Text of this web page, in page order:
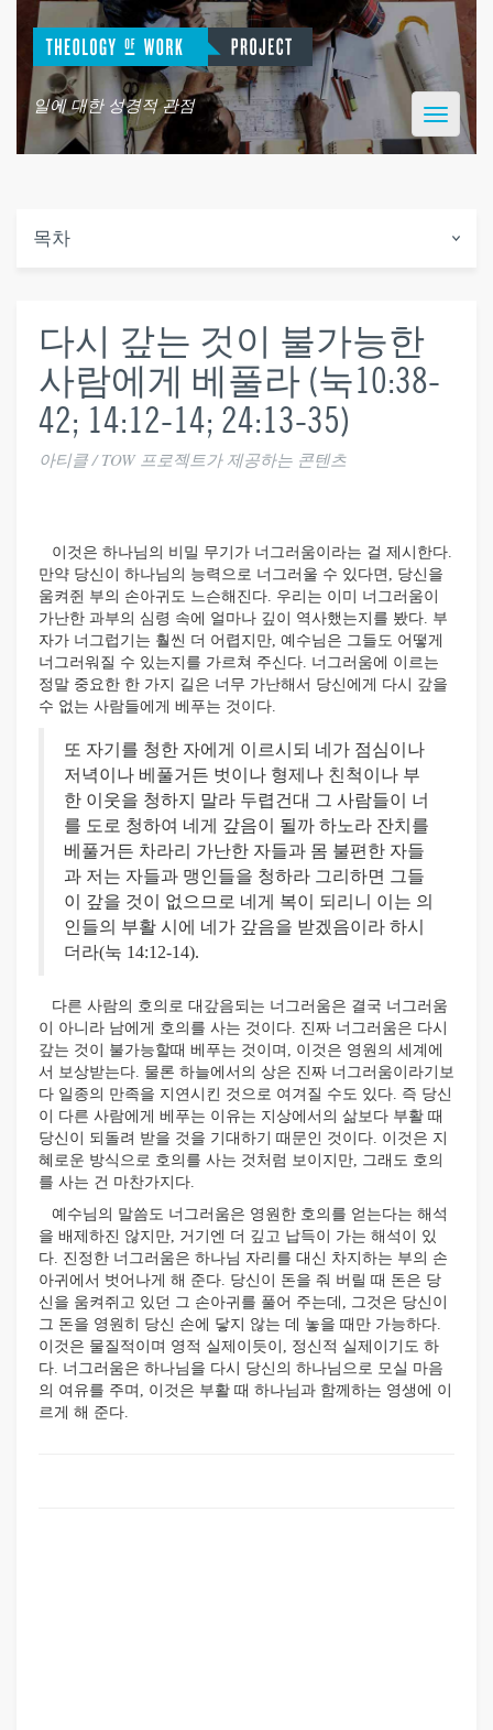
일에 대한 성경적 관점
Toggle
목차
다시 갚는 것이 불가능한
사람에게 베풀라 (눅10:38-
42; 14:12-14; 24:13-35)
아티클 / TOW 프로젝트가 제공하는 콘텐츠
이것은 하나님의 비밀 무기가 너그러움이라는 걸 제시한다.
만약 당신이 하나님의 능력으로 너그러울 수 있다면, 당신을
움켜쥔 부의 손아귀도 느슨해진다. 우리는 이미 너그러움이
가난한 과부의 심령 속에 얼마나 깊이 역사했는지를 봤다. 부
자가 너그럽기는 훨씬 더 어렵지만, 예수님은 그들도 어떻게
너그러워질 수 있는지를 가르쳐 주신다. 너그러움에 이르는
정말 중요한 한 가지 길은 너무 가난해서 당신에게 다시 갚을
수 없는 사람들에게 베푸는 것이다.
또 자기를 청한 자에게 이르시되 네가 점심이나
저녁이나 베풀거든 벗이나 형제나 친척이나 부
한 이웃을 청하지 말라 두렵건대 그 사람들이 너
를 도로 청하여 네게 갚음이 될까 하노라 잔치를
베풀거든 차라리 가난한 자들과 몸 불편한 자들
과 저는 자들과 맹인들을 청하라 그리하면 그들
이 갚을 것이 없으므로 네게 복이 되리니 이는 의
인들의 부활 시에 네가 갚음을 받겠음이라 하시
더라(눅 14:12-14).
다른 사람의 호의로 대갚음되는 너그러움은 결국 너그러움
이 아니라 남에게 호의를 사는 것이다. 진짜 너그러움은 다시
갚는 것이 불가능할때 베푸는 것이며, 이것은 영원의 세계에
서 보상받는다. 물론 하늘에서의 상은 진짜 너그러움이라기보
다 일종의 만족을 지연시킨 것으로 여겨질 수도 있다. 즉 당신
이 다른 사람에게 베푸는 이유는 지상에서의 삶보다 부활 때
당신이 되돌려 받을 것을 기대하기 때문인 것이다. 이것은 지
혜로운 방식으로 호의를 사는 것처럼 보이지만, 그래도 호의
를 사는 건 마찬가지다.
예수님의 말씀도 너그러움은 영원한 호의를 얻는다는 해석
을 배제하진 않지만, 거기엔 더 깊고 납득이 가는 해석이 있
다. 진정한 너그러움은 하나님 자리를 대신 차지하는 부의 손
아귀에서 벗어나게 해 준다. 당신이 돈을 줘 버릴 때 돈은 당
신을 움켜쥐고 있던 그 손아귀를 풀어 주는데, 그것은 당신이
그 돈을 영원히 당신 손에 닿지 않는 데 놓을 때만 가능하다.
이것은 물질적이며 영적 실제이듯이, 정신적 실제이기도 하
다. 너그러움은 하나님을 다시 당신의 하나님으로 모실 마음
의 여유를 주며, 이것은 부활 때 하나님과 함께하는 영생에 이
르게 해 준다.